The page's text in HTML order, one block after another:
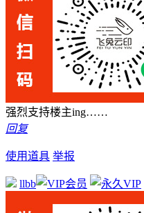
强烈支持楼主ing……
回复
使用道具 举报
llbb